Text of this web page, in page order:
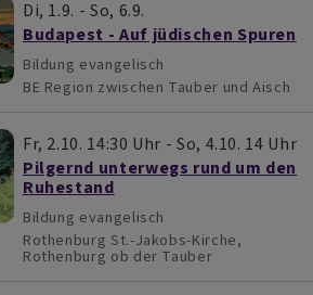
Di, 1.9. - So, 6.9.
Budapest - Auf jüdischen Spuren
Bildung evangelisch
BE Region zwischen Tauber und Aisch
Fr, 2.10. 14:30 Uhr - So, 4.10. 14 Uhr
Pilgernd unterwegs rund um den
Ruhestand
Bildung evangelisch
Rothenburg St.-Jakobs-Kirche,
Rothenburg ob der Tauber